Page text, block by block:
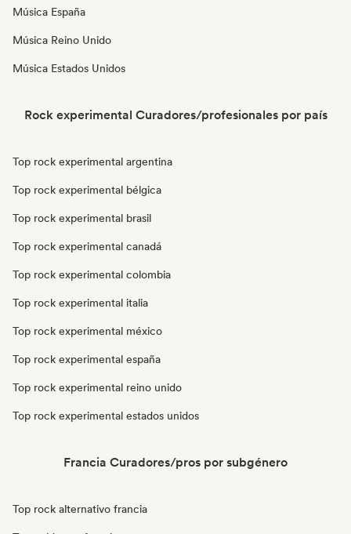
Música España
Música Reino Unido
Música Estados Unidos
Rock experimental Curadores/profesionales por país
Top rock experimental argentina
Top rock experimental bélgica
Top rock experimental brasil
Top rock experimental canadá
Top rock experimental colombia
Top rock experimental italia
Top rock experimental méxico
Top rock experimental españa
Top rock experimental reino unido
Top rock experimental estados unidos
Francia Curadores/pros por subgénero
Top rock alternativo francia